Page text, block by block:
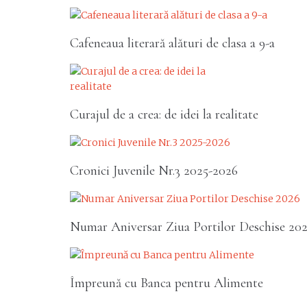
Cafeneaua literară alături de clasa a 9-a
Curajul de a crea: de idei la realitate
Cronici Juvenile Nr.3 2025-2026
Numar Aniversar Ziua Portilor Deschise
Împreună cu Banca pentru Alimente